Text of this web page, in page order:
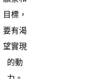
目標，
要有渴
望實現
的動